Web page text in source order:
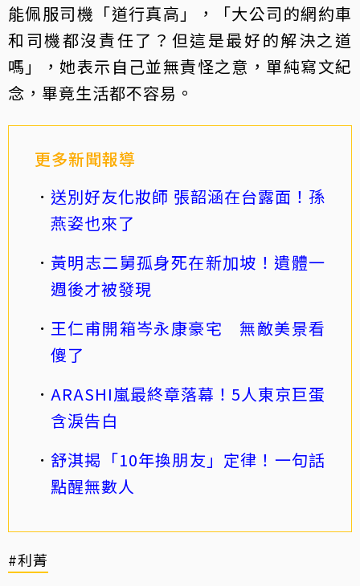
能佩服司機「道行真高」，「大公司的網約車
和司機都沒責任了？但這是最好的解決之道
嗎」，她表示自己並無責怪之意，單純寫文紀
念，畢竟生活都不容易。
更多新聞報導
送別好友化妝師 張韶涵在台露面！孫
燕姿也來了
黃明志二舅孤身死在新加坡！遺體一
週後才被發現
王仁甫開箱岑永康豪宅 無敵美景看
傻了
ARASHI嵐最終章落幕！5人東京巨蛋
含淚告白
舒淇揭「10年換朋友」定律！一句話
點醒無數人
#利菁